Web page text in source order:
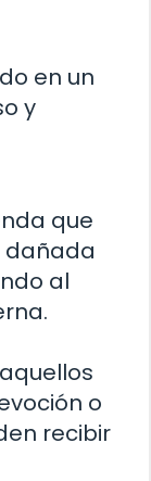
en un
y
que
dañada
al
o
recibir